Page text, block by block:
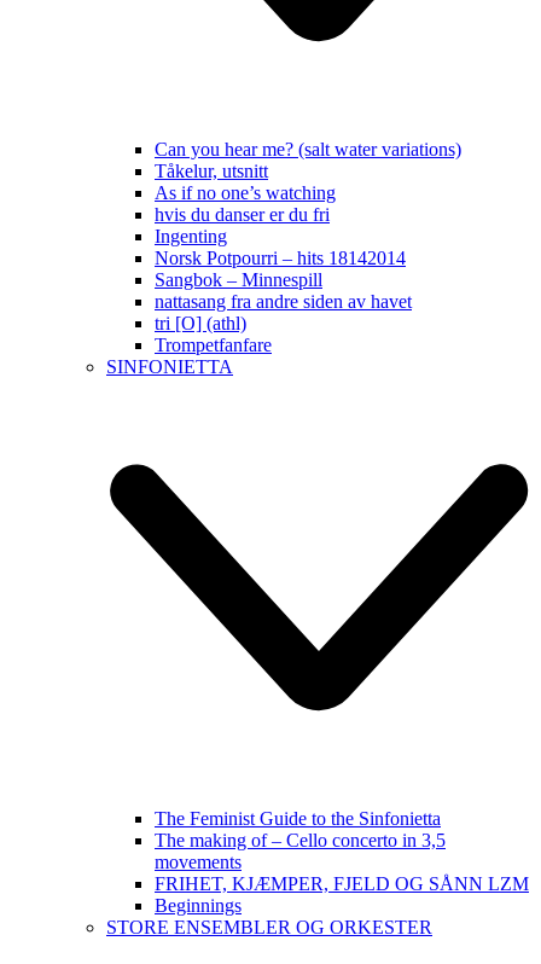
Can you hear me? (salt water variations)
Tåkelur, utsnitt
As if no one’s watching
hvis du danser er du fri
Ingenting
Norsk Potpourri – hits 18142014
Sangbok – Minnespill
nattasang fra andre siden av havet
tri [O] (athl)
Trompetfanfare
SINFONIETTA
The Feminist Guide to the Sinfonietta
The making of – Cello concerto in 3,5
movements
FRIHET, KJÆMPER, FJELD OG SÅNN LZM
Beginnings
STORE ENSEMBLER OG ORKESTER